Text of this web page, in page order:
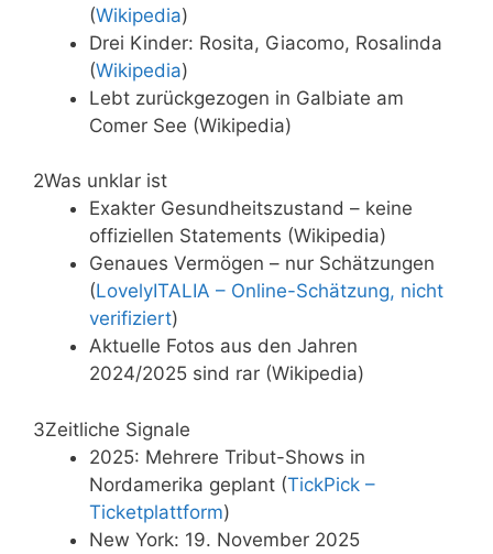
(Wikipedia)
Drei Kinder: Rosita, Giacomo, Rosalinda
(Wikipedia)
Lebt zurückgezogen in Galbiate am
Comer See (Wikipedia)
2Was unklar ist
Exakter Gesundheitszustand – keine
offiziellen Statements (Wikipedia)
Genaues Vermögen – nur Schätzungen
(LovelyITALIA – Online-Schätzung, nicht
verifiziert)
Aktuelle Fotos aus den Jahren
2024/2025 sind rar (Wikipedia)
3Zeitliche Signale
2025: Mehrere Tribut-Shows in
Nordamerika geplant (TickPick –
Ticketplattform)
New York: 19. November 2025